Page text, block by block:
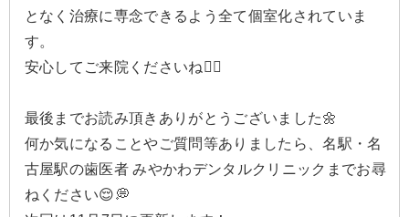
となく治療に専念できるよう全て個室化されていま
す。
安心してご来院くださいね💁‍♀️
最後までお読み頂きありがとうございました🌼
何か気になることやご質問等ありましたら、名駅・名
古屋駅の歯医者 みやかわデンタルクリニックまでお尋
ねください😌💭